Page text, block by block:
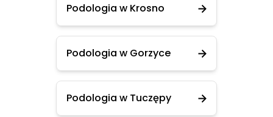
Podologia w Krosno
Podologia w Gorzyce
Podologia w Tuczępy